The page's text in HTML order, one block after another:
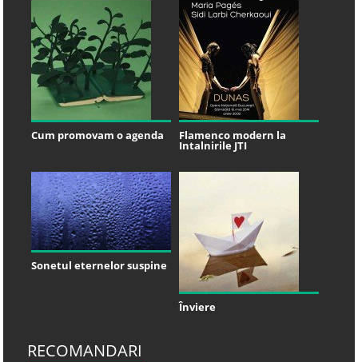
Cum promovam o agenda Flamenco modern la
Intalnirile JTI
Sonetul eternelor suspine
Înviere
RECOMANDARI